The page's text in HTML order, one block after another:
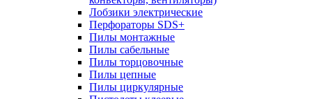
Лобзики электрические
Перфораторы SDS+
Пилы монтажные
Пилы сабельные
Пилы торцовочные
Пилы цепные
Пилы циркулярные